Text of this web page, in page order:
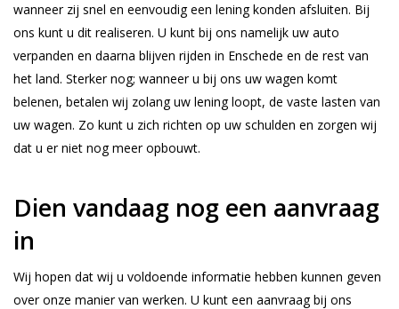
wanneer zij snel en eenvoudig een lening konden afsluiten. Bij
ons kunt u dit realiseren. U kunt bij ons namelijk uw auto
verpanden en daarna blijven rijden in Enschede en de rest van
het land. Sterker nog; wanneer u bij ons uw wagen komt
belenen, betalen wij zolang uw lening loopt, de vaste lasten van
uw wagen. Zo kunt u zich richten op uw schulden en zorgen wij
dat u er niet nog meer opbouwt.
Dien vandaag nog een aanvraag
in
Wij hopen dat wij u voldoende informatie hebben kunnen geven
over onze manier van werken. U kunt een aanvraag bij ons